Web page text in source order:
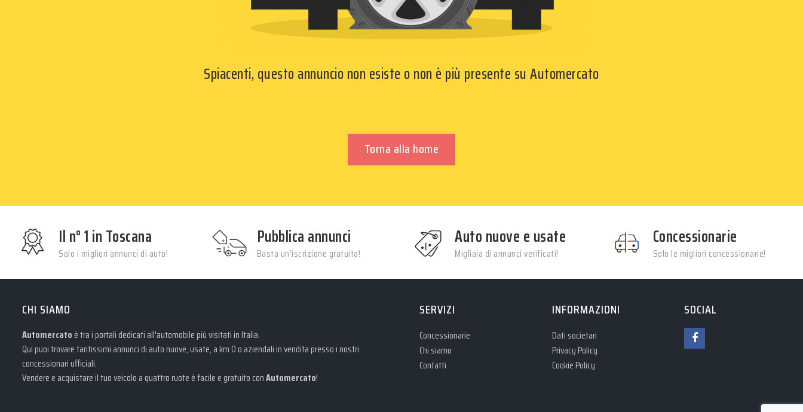
Spiacenti, questo annuncio non esiste o non è più presente su Automercato
Torna alla home
Il n° 1 in Toscana
Solo i migliori annunci di auto!
Pubblica annunci
Basta un’iscrizione gratuita!
Auto nuove e usate
Migliaia di annunci verificati!
Concessionarie
Solo le migliori concessionarie!
CHI SIAMO
Automercato è tra i portali dedicati all'automobile più visitati in Italia.
Qui puoi trovare tantissimi annunci di auto nuove, usate, a km 0 o aziendali in vendita presso i nostri
concessionari ufficiali.
Vendere e acquistare il tuo veicolo a quattro ruote è facile e gratuito conAutomercato!
SERVIZI
Concessionarie
Chi siamo
Contatti
INFORMAZIONI
Dati societari
Privacy Policy
Cookie Policy
SOCIAL